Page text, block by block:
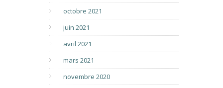
octobre 2021
juin 2021
avril 2021
mars 2021
novembre 2020